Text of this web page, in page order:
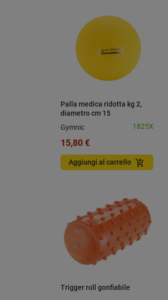
Palla medica ridotta kg 2,
diametro cm 15
Gymnic 1825X
15,80 €
Aggiungi al carrello add_shopping_cart
Trigger roll gonfiabile